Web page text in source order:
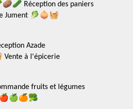
Réception des paniers
Jument 🥬🧅🧺
Azade
Vente à l'épicerie
fruits et légumes
🍎🍏🍊🥦